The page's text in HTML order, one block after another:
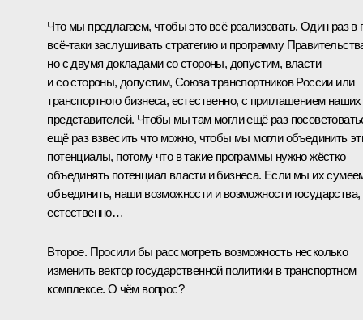
Что мы предлагаем, чтобы это всё реализовать. Один раз в
всё‑таки заслушивать стратегию и программу
но с двумя докладами со стороны, допустим, власти
и со стороны, допустим, Союза транспортников России или
транспортного бизнеса, естественно, с приглашением наших
представителей. Чтобы мы там могли ещё раз
ещё раз взвесить что можно, чтобы мы могли объединить
потенциалы, потому что в такие программы нужно жёстко
объединять потенциал власти и бизнеса. Если мы их
объединить, наши возможности и возможности государства,
естественно…
Второе. Просили бы рассмотреть возможность несколько
изменить вектор государственной политики в транспортном
комплексе. О чём вопрос?